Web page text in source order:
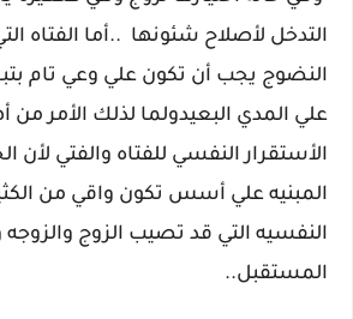
التدخل لأصلاح شئونها ..أما الفتاه
النضوج يجب أن تكون علي وعي تام
علي المدي البعيدولما لذلك الأمر
الأستقرار النفسي للفتاه والفتي لأن
المبنيه علي أسس تكون واقي من
النفسيه التي قد تصيب الزوج والزوجه
المستقبل..